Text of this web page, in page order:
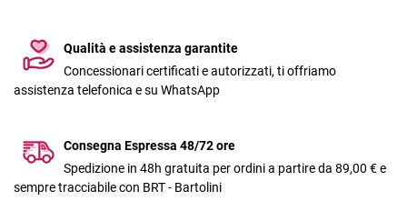
Qualità e assistenza garantite
Concessionari certificati e autorizzati, ti offriamo
assistenza telefonica e su WhatsApp
Consegna Espressa 48/72 ore
Spedizione in 48h gratuita per ordini a partire da 89,00 € e
sempre tracciabile con BRT - Bartolini